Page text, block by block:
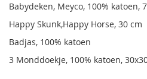
Babydeken, Meyco, 100% katoen,
Happy Skunk,Happy Horse, 30 cm
Badjas, 100% katoen
3 Monddoekje, 100% katoen,